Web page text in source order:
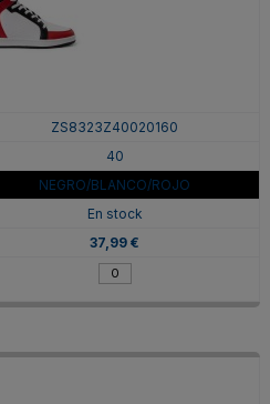
ZS8323Z40020160
40
NEGRO/BLANCO/ROJO
En stock
37,99 €